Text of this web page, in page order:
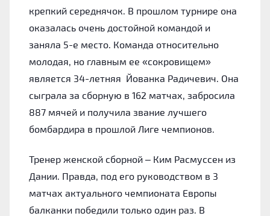
крепкий середнячок. В прошлом турнире она
оказалась очень достойной командой и
заняла 5-е место. Команда относительно
молодая, но главным ее «сокровищем»
является 34-летняя Йованка Радичевич. Она
сыграла за сборную в 162 матчах, забросила
887 мячей и получила звание лучшего
бомбардира в прошлой Лиге чемпионов.
Тренер женской сборной – Ким Расмуссен из
Дании. Правда, под его руководством в 3
матчах актуального чемпионата Европы
балканки победили только один раз. В